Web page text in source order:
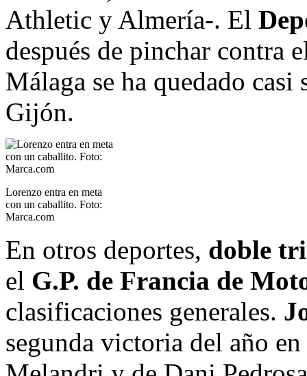
Athletic y Almería-. El
después de pinchar contra
Málaga se ha quedado casi
Gijón.
Lorenzo entra en meta
con un caballito. Foto:
Marca.com
En otros deportes, doble
el G.P. de Francia de
clasificaciones generales.
segunda victoria del año en